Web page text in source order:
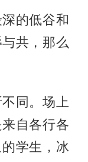
的低谷和
共，那么
同。场上
自各行各
学生，冰